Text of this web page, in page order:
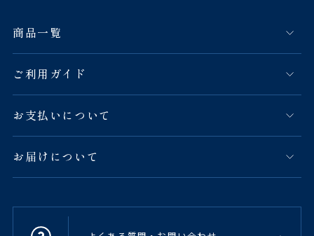
商品一覧
ご利用ガイド
お支払いについて
お届けについて